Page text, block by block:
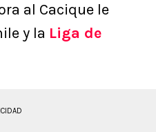
al Cacique le
y la Liga de